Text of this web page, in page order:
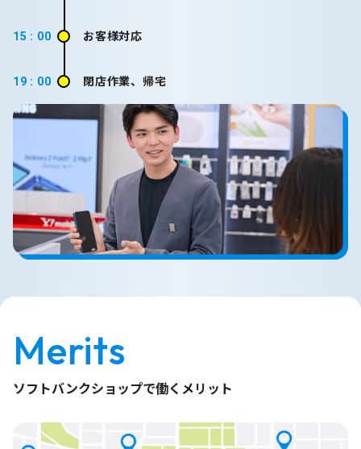
15 : 00 お客様対応
19 : 00 閉店作業、帰宅
Merits
ソフトバンクショップで働くメリット